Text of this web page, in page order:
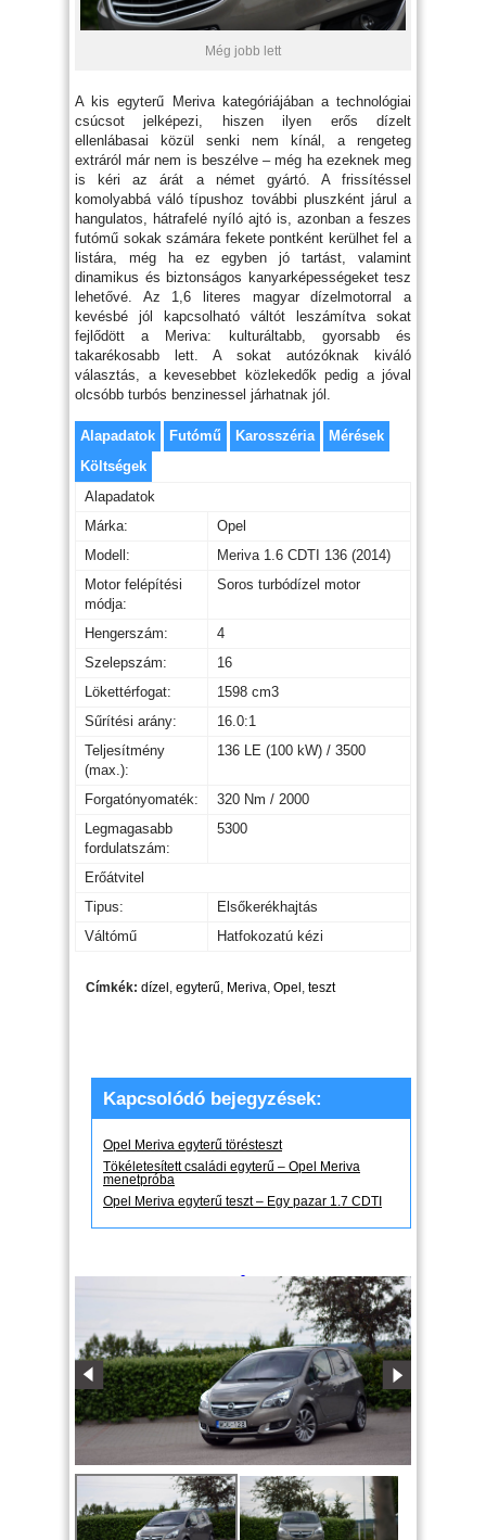
Még jobb lett
A kis egyterű Meriva kategóriájában a technológiai
csúcsot jelképezi, hiszen ilyen erős dízelt
ellenlábasai közül senki nem kínál, a rengeteg
extráról már nem is beszélve – még ha ezeknek meg
is kéri az árát a német gyártó. A frissítéssel
komolyabbá váló típushoz további pluszként járul a
hangulatos, hátrafelé nyíló ajtó is, azonban a feszes
futómű sokak számára fekete pontként kerülhet fel a
listára, még ha ez egyben jó tartást, valamint
dinamikus és biztonságos kanyarképességeket tesz
lehetővé. Az 1,6 literes magyar dízelmotorral a
kevésbé jól kapcsolható váltót leszámítva sokat
fejlődött a Meriva: kulturáltabb, gyorsabb és
takarékosabb lett. A sokat autózóknak kiváló
választás, a kevesebbet közlekedők pedig a jóval
olcsóbb turbós benzinessel járhatnak jól.
Alapadatok Futómű Karosszéria
Mérések
Költségek
Alapadatok
Márka:
Opel
Modell:
Meriva 1.6 CDTI 136 (2014)
Motor felépítési
módja:
Soros turbódízel motor
Hengerszám:
4
Szelepszám:
16
Lökettérfogat:
1598 cm3
Sűrítési arány:
16.0:1
Teljesítmény
(max.):
136 LE (100 kW) / 3500
Forgatónyomaték:
320 Nm / 2000
Legmagasabb
fordulatszám:
5300
Erőátvitel
Tipus:
Elsőkerékhajtás
Váltómű
Hatfokozatú kézi
Címkék: dízel, egyterű, Meriva, Opel, teszt
Kapcsolódó bejegyzések:
Opel Meriva egyterű törésteszt
Tökéletesített családi egyterű – Opel Meriva
menetpróba
Opel Meriva egyterű teszt – Egy pazar 1.7 CDTI